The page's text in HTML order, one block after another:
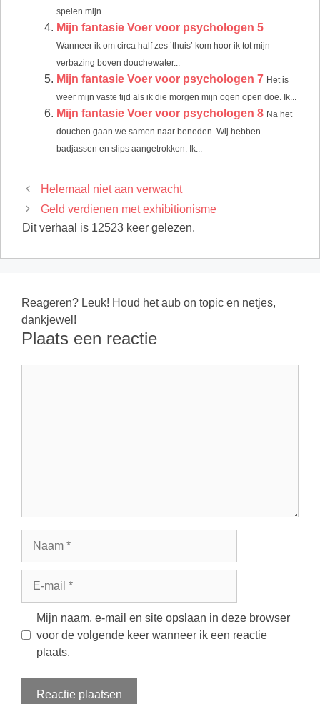
spelen mijn...
Mijn fantasie Voer voor psychologen 5
Wanneer ik om circa half zes ’thuis’ kom hoor ik tot mijn
verbazing boven douchewater...
Mijn fantasie Voer voor psychologen 7 Het is
weer mijn vaste tijd als ik die morgen mijn ogen open doe. Ik...
Mijn fantasie Voer voor psychologen 8 Na het
douchen gaan we samen naar beneden. Wij hebben
badjassen en slips aangetrokken. Ik...
Helemaal niet aan verwacht
Geld verdienen met exhibitionisme
Dit verhaal is 12523 keer gelezen.
Reageren? Leuk! Houd het aub on topic en netjes,
dankjewel!
Plaats een reactie
Mijn naam, e-mail en site opslaan in deze browser
voor de volgende keer wanneer ik een reactie
plaats.